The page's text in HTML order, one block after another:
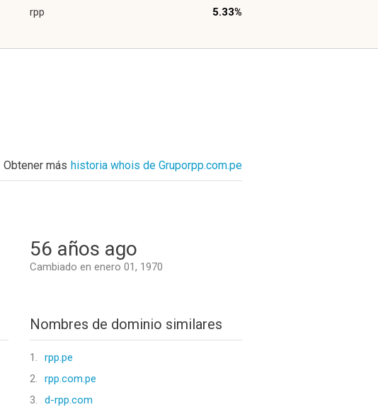
rpp
5.33%
Obtener más historia whois de Gruporpp.com.pe
56 años ago
Cambiado en enero 01, 1970
Nombres de dominio similares
1.
rpp.pe
2.
rpp.com.pe
3.
d-rpp.com